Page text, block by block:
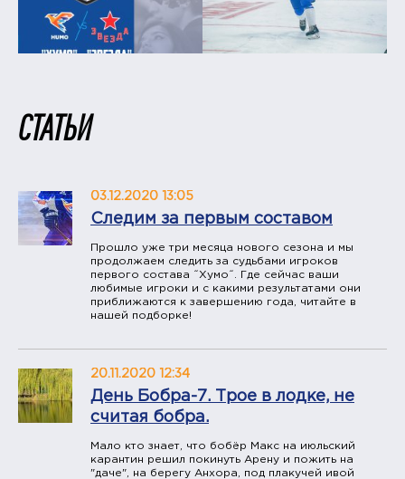
СТАТЬИ
03.12.2020 13:05
Следим за первым составом
Прошло уже три месяца нового сезона и мы
продолжаем следить за судьбами игроков
первого состава ˝Хумо˝. Где сейчас ваши
любимые игроки и с какими результатами они
приближаются к завершению года, читайте в
нашей подборке!
20.11.2020 12:34
День Бобра-7. Трое в лодке, не
считая бобра.
Мало кто знает, что бобёр Макс на июльский
карантин решил покинуть Арену и пожить на
"даче", на берегу Анхора, под плакучей ивой